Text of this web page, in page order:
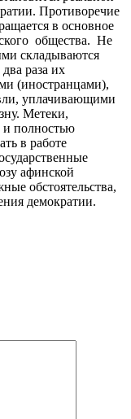
Противоречие
в основное
общества. Не
складываются
раза их
(иностранцами),
уплачивающими
Метеки,
полностью
в работе
афинской
обстоятельства,
демократии.